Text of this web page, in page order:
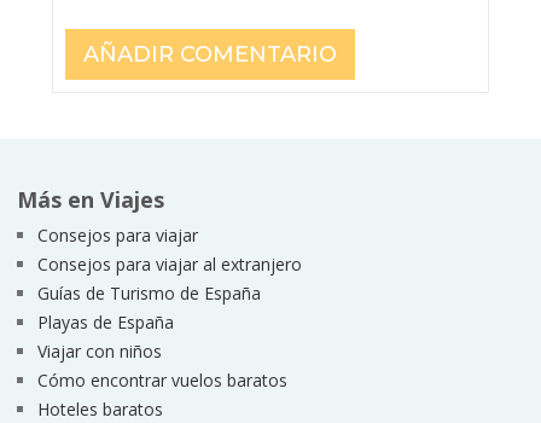
Más en Viajes
Consejos para viajar
Consejos para viajar al extranjero
Guías de Turismo de España
Playas de España
Viajar con niños
Cómo encontrar vuelos baratos
Hoteles baratos